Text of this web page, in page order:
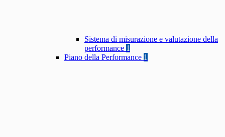
Sistema di misurazione e valutazione della
performance 1
Piano della Performance 1